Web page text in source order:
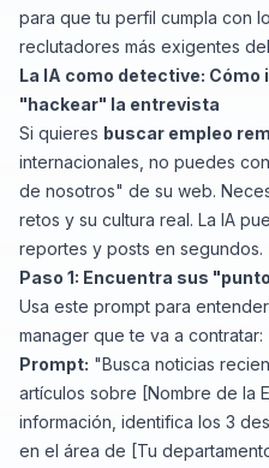
para que tu perfil cumpla con
reclutadores más exigentes
La IA como detective:
"hackear" la entrevista
Si quieres buscar empleo
internacionales, no puedes
de nosotros" de su web.
retos y su cultura real. La IA
reportes y posts en segundos.
Paso 1: Encuentra sus
Usa este prompt para
manager que te va a contratar:
Prompt: "Busca noticias
artículos sobre [Nombre de la
información, identifica los 3
en el área de [Tu